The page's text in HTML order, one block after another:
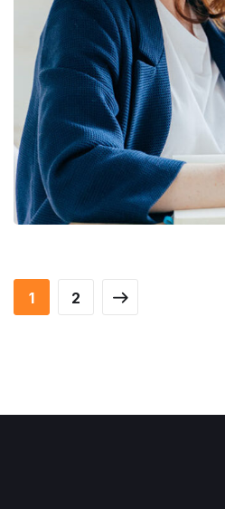
Financial
BUSINESS /
1 2